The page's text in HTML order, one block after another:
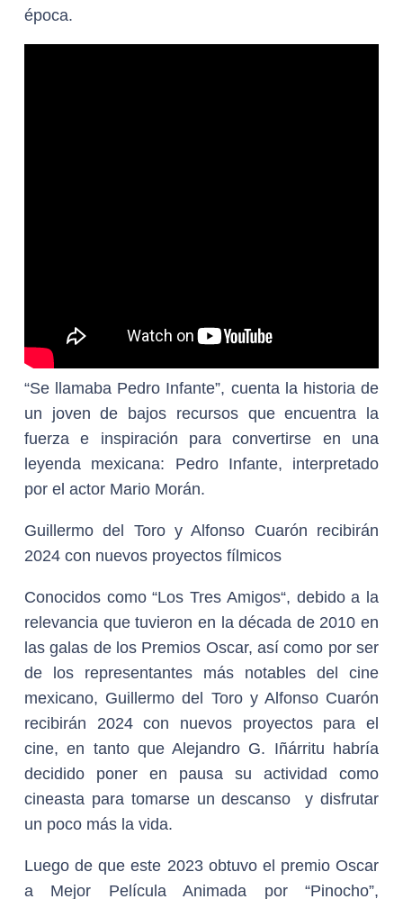
época.
“Se llamaba Pedro Infante”, cuenta la historia de
un joven de bajos recursos que encuentra la
fuerza e inspiración para convertirse en una
leyenda mexicana: Pedro Infante, interpretado
por el actor Mario Morán.
Guillermo del Toro y Alfonso Cuarón recibirán
2024 con nuevos proyectos fílmicos
Conocidos como “Los Tres Amigos“, debido a la
relevancia que tuvieron en la década de 2010 en
las galas de los Premios Oscar, así como por ser
de los representantes más notables del cine
mexicano, Guillermo del Toro y Alfonso Cuarón
recibirán 2024 con nuevos proyectos para el
cine, en tanto que Alejandro G. Iñárritu habría
decidido poner en pausa su actividad como
cineasta para tomarse un descanso y disfrutar
un poco más la vida.
Luego de que este 2023 obtuvo el premio Oscar
a Mejor Película Animada por “Pinocho”,